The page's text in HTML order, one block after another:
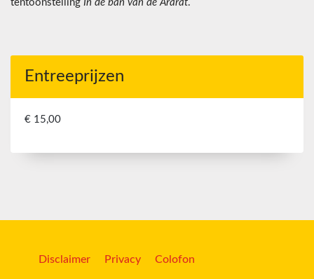
tentoonstelling In de ban van de Ararat.
Entreeprijzen
€ 15,00
Disclaimer Privacy Colofon